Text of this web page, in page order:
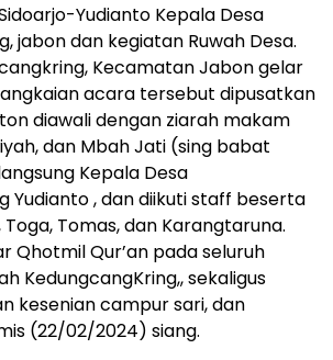
Sidoarjo-Yudianto Kepala Desa
jabon dan kegiatan Ruwah Desa.
Kecamatan Jabon gelar
acara tersebut dipusatkan
diawali dengan ziarah makam
dan Mbah Jati (sing babat
Kepala Desa
Yudianto , dan diikuti staff beserta
Tomas, dan Karangtaruna.
Qhotmil Qur’an pada seluruh
KedungcangKring,, sekaligus
kesenian campur sari, dan
(22/02/2024) siang.